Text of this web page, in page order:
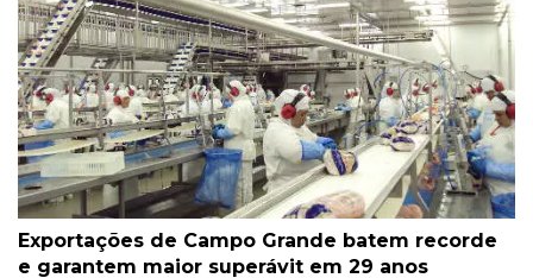
Exportações de Campo Grande batem recorde
e garantem maior superávit em 29 anos